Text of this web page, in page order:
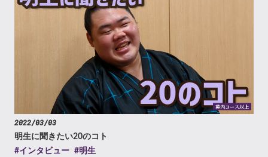
幕内コース以上
2022/03/03
明生に聞きたい20のコト
#インタビュー #明生